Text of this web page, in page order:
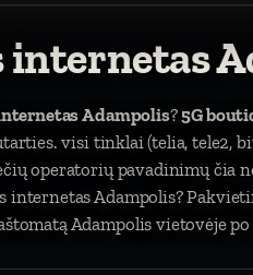
internetas
Adampolis?5G
visi tinklai (telia, tele2,
operatorių pavadinimų čia
internetas Adampolis?
Adampolis vietovėje